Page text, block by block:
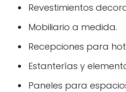
Revestimientos
Mobiliario a medida.
Recepciones para
Estanterías y
Paneles para